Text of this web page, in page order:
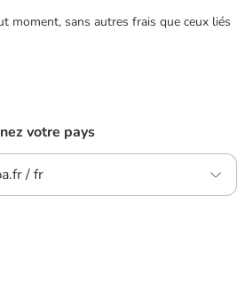
moment, sans autres frais que ceux liés
votre pays
/ fr